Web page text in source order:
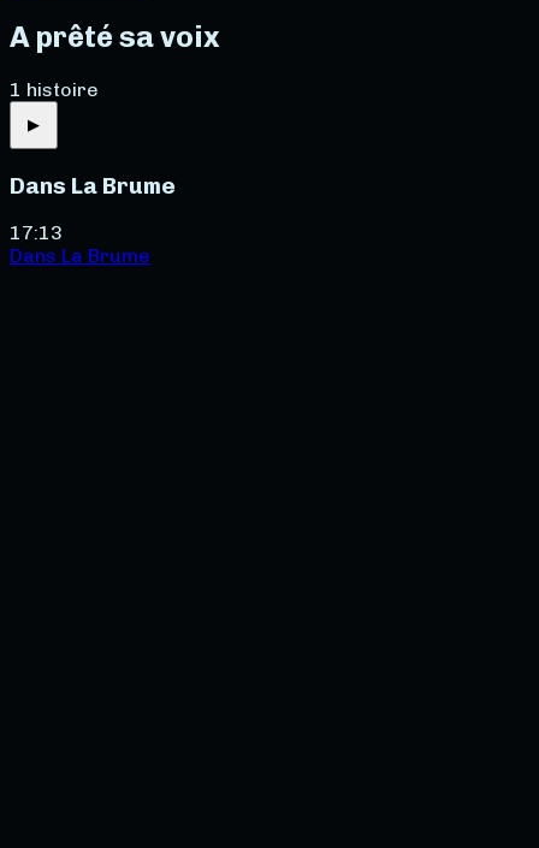
A prêté sa voix
1 histoire
▶
Dans La Brume
17:13
Dans La Brume